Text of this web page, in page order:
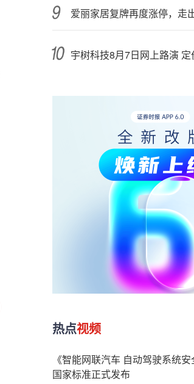
爱丽家居复牌再度涨停，走
宇树科技8月7日网上路演
热点视频
《智能网联汽车 自动驾驶系统
国家标准正式发布